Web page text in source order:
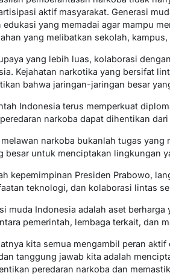
aktif masyarakat. Generasi
edukasi yang memadai agar mampu
yang melibatkan sekolah,
yang lebih luas, kolaborasi
Kejahatan narkotika yang bersifat
bahwa jaringan-jaringan besar
Indonesia terus memperkuat
narkoba dapat dihentikan
melawan narkoba bukanlah tugas
besar untuk menciptakan lingkungan
kepemimpinan Presiden Prabowo,
teknologi, dan kolaborasi lintas
muda Indonesia adalah aset
pemerintah, lembaga terkait, dan
kita semua mengambil peran
tanggung jawab kita adalah
peredaran narkoba dan